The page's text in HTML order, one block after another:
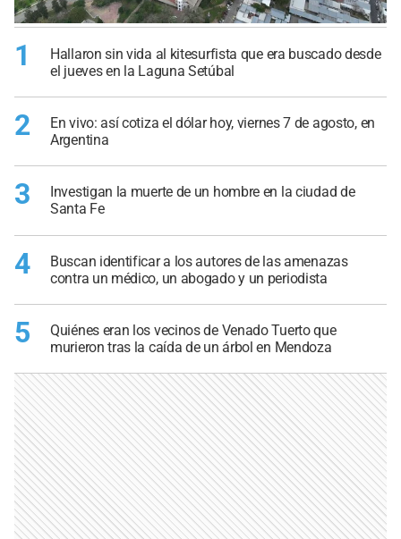
1
Hallaron sin vida al kitesurfista que era buscado desde
el jueves en la Laguna Setúbal
2
En vivo: así cotiza el dólar hoy, viernes 7 de agosto, en
Argentina
3
Investigan la muerte de un hombre en la ciudad de
Santa Fe
4
Buscan identificar a los autores de las amenazas
contra un médico, un abogado y un periodista
5
Quiénes eran los vecinos de Venado Tuerto que
murieron tras la caída de un árbol en Mendoza